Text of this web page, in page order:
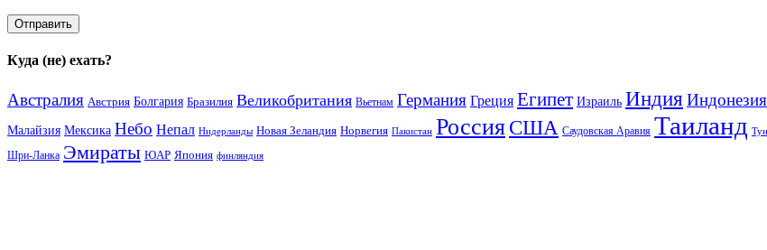
Куда (не) ехать?
Австралия Австрия Болгария Бразилия Великобритания Вьетнам Германия Греция Египет Израиль Индия Индонезия
Малайзия Мексика Небо Непал Нидерланды Новая Зеландия Норвегия Пакистан РоссияСША Саудовская Аравия Таиланд
Шри-Ланка Эмираты ЮАР Япония финляндия